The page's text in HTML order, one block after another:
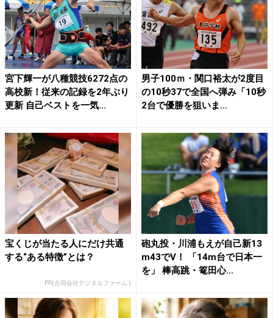
宮下輝一が八種競技6272点の
高校新！従来の記録を2年ぶり
更新 自己ベストを一気...
男子100ｍ・関口裕太が2度目
の10秒37で全国へ弾み「10秒
2台で優勝を狙いま...
宝くじが当たる人にだけ共通
する“ある特徴”とは？
PR(合同会社デジタルファーム )
砲丸投・川浦もえが自己新13
m43でV！ 「14m台で日本一
を」 棒高跳・篭田心...